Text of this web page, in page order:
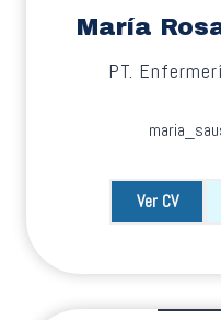
María
PT.
Ver CV